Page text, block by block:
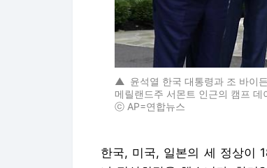
▲ 윤석열 한국 대통령과 조 바이
메릴랜드주 서몬트 인근의 캠프
ⓒ AP=연합뉴스
한국, 미국, 일본의 세 정상이